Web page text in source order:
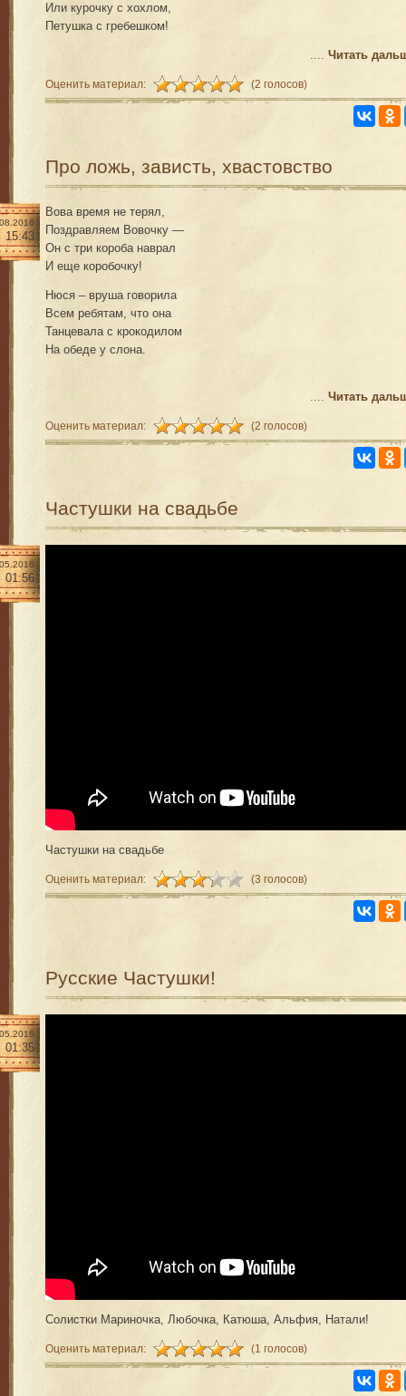
Или курочку с хохлом,
Петушка с гребешком!
.... Читать
Оценить материал: (2 голосов)
Про ложь, зависть, хвастовство
15:43
Вова время не терял,
Поздравляем Вовочку —
Он с три короба наврал
И еще коробочку!
Нюся – вруша говорила
Всем ребятам, что она
Танцевала с крокодилом
На обеде у слона.
.... Читать
Оценить материал: (2 голосов)
Частушки на свадьбе
01:56
Частушки на свадьбе
Оценить материал: (3 голосов)
Русские Частушки!
01:35
Солистки Мариночка, Любочка, Катюша, Альфия, Натали!
Оценить материал: (1 голосов)